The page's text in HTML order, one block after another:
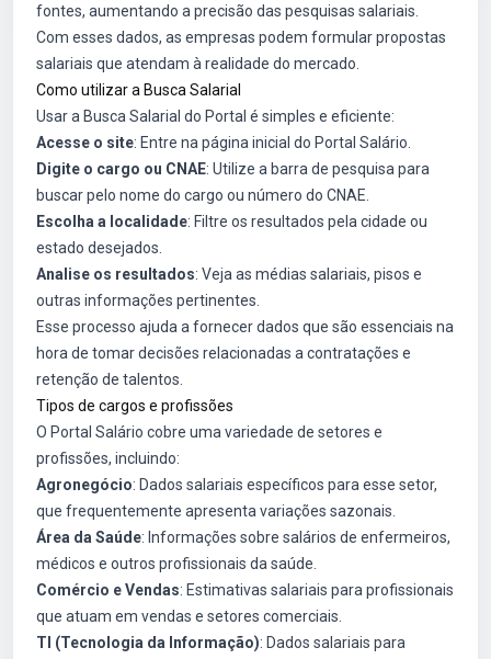
fontes, aumentando a precisão das pesquisas salariais.
Com esses dados, as empresas podem formular propostas
salariais que atendam à realidade do mercado.
Como utilizar a Busca Salarial
Usar a Busca Salarial do Portal é simples e eficiente:
Acesse o site: Entre na página inicial do Portal Salário.
Digite o cargo ou CNAE: Utilize a barra de pesquisa para
buscar pelo nome do cargo ou número do CNAE.
Escolha a localidade: Filtre os resultados pela cidade ou
estado desejados.
Analise os resultados: Veja as médias salariais, pisos e
outras informações pertinentes.
Esse processo ajuda a fornecer dados que são essenciais na
hora de tomar decisões relacionadas a contratações e
retenção de talentos.
Tipos de cargos e profissões
O Portal Salário cobre uma variedade de setores e
profissões, incluindo:
Agronegócio: Dados salariais específicos para esse setor,
que frequentemente apresenta variações sazonais.
Área da Saúde: Informações sobre salários de enfermeiros,
médicos e outros profissionais da saúde.
Comércio e Vendas: Estimativas salariais para profissionais
que atuam em vendas e setores comerciais.
TI (Tecnologia da Informação): Dados salariais para